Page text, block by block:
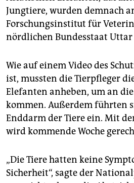
Jungtiere, wurden demnach
Forschungsinstitut für
nördlichen Bundesstaat Uttar
Wie auf einem Video des
ist, mussten die Tierpfleger
Elefanten anheben, um an
kommen. Außerdem führten
Enddarm der Tiere ein. Mit
wird kommende Woche
„Die Tiere hatten keine
Sicherheit“, sagte der